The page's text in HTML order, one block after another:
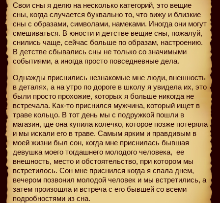
Свои сны я делю на несколько категорий, это вещие
сны, когда случается буквально то, что вижу и близкие
сны с образами, символами, намеками. Иногда они могут
смешиваться. В юности и детстве вещие сны, пожалуй,
снились чаще, сейчас больше по образам, настроению.
В детстве сбывались сны не только со значимыми
событиями, а иногда просто повседневные дела.
Однажды приснились незнакомые мне люди, внешность
в деталях, а на утро по дороге в школу я увидела их, это
были просто прохожие, которых я больше никогда не
встречала. Как-то приснился мужчина, который ищет в
траве кольцо. В тот день мы с подружкой пошли в
магазин, где она купила колечко, которое позже потеряла
и мы искали его в траве. Самым ярким и правдивым в
моей жизни был сон, когда мне приснилась бывшая
девушка моего тогдашнего молодого человека, ее
внешность, место и обстоятельство, при котором мы
встретилось. Сон мне приснился когда я спала днем,
вечером позвонил молодой человек и мы встретились, а
затем произошла и встреча с его бывшей со всеми
подробностями из сна.